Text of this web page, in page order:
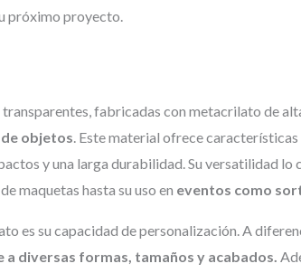
próximo proyecto.
fabricadas con metacrilato de
objetos. Este material ofrece
y una larga durabilidad. Su versatilidad lo
maquetas hasta su uso en eventos como
es su capacidad de personalización. A
a diversas formas, tamaños y acabados.